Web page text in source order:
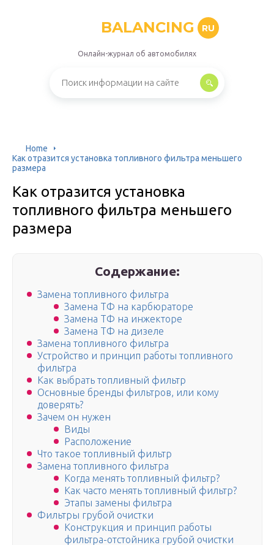
BALANCING RU
Онлайн-журнал об автомобилях
Home
Как отразится установка топливного фильтра меньшего
размера
Как отразится установка
топливного фильтра меньшего
размера
Содержание:
Замена топливного фильтра
Замена ТФ на карбюраторе
Замена ТФ на инжекторе
Замена ТФ на дизеле
Замена топливного фильтра
Устройство и принцип работы топливного
фильтра
Как выбрать топливный фильтр
Основные бренды фильтров, или кому
доверять?
Зачем он нужен
Виды
Расположение
Что такое топливный фильтр
Замена топливного фильтра
Когда менять топливный фильтр?
Как часто менять топливный фильтр?
Этапы замены фильтра
Фильтры грубой очистки
Конструкция и принцип работы
фильтра-отстойника грубой очистки